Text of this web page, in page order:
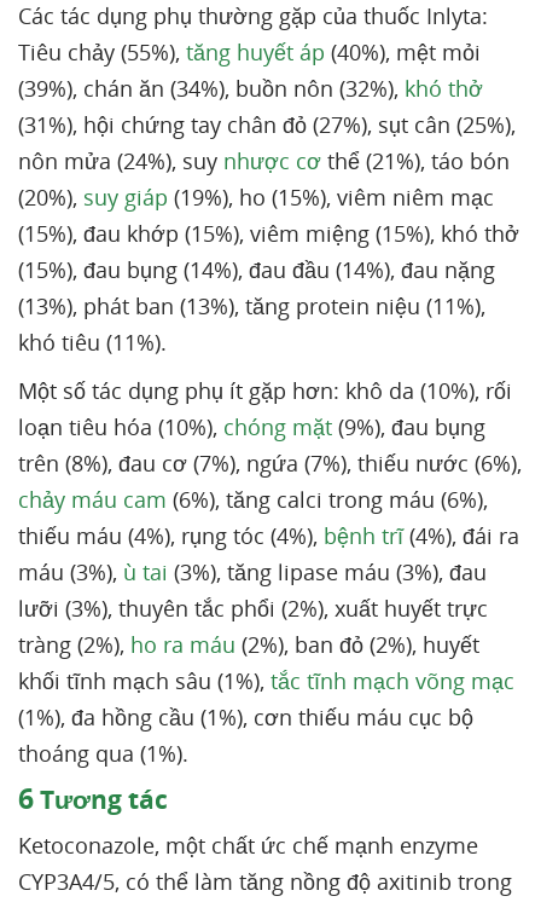
Các tác dụng phụ thường gặp của thuốc Inlyta:
Tiêu chảy (55%), tăng huyết áp (40%), mệt mỏi
(39%), chán ăn (34%), buồn nôn (32%), khó thở
(31%), hội chứng tay chân đỏ (27%), sụt cân (25%),
nôn mửa (24%), suy nhược cơ thể (21%), táo bón
(20%), suy giáp (19%), ho (15%), viêm niêm mạc
(15%), đau khớp (15%), viêm miệng (15%), khó thở
(15%), đau bụng (14%), đau đầu (14%), đau nặng
(13%), phát ban (13%), tăng protein niệu (11%),
khó tiêu (11%).
Một số tác dụng phụ ít gặp hơn: khô da (10%), rối
loạn tiêu hóa (10%), chóng mặt (9%), đau bụng
trên (8%), đau cơ (7%), ngứa (7%), thiếu nước (6%),
chảy máu cam (6%), tăng calci trong máu (6%),
thiếu máu (4%), rụng tóc (4%), bệnh trĩ(4%), đái ra
máu (3%), ù tai (3%), tăng lipase máu (3%), đau
lưỡi (3%), thuyên tắc phổi (2%), xuất huyết trực
tràng (2%), ho ra máu (2%), ban đỏ (2%), huyết
khối tĩnh mạch sâu (1%), tắc tĩnh mạch võng mạc
(1%), đa hồng cầu (1%), cơn thiếu máu cục bộ
thoáng qua (1%).
6Tương tác
Ketoconazole, một chất ức chế mạnh enzyme
CYP3A4/5, có thể làm tăng nồng độ axitinib trong